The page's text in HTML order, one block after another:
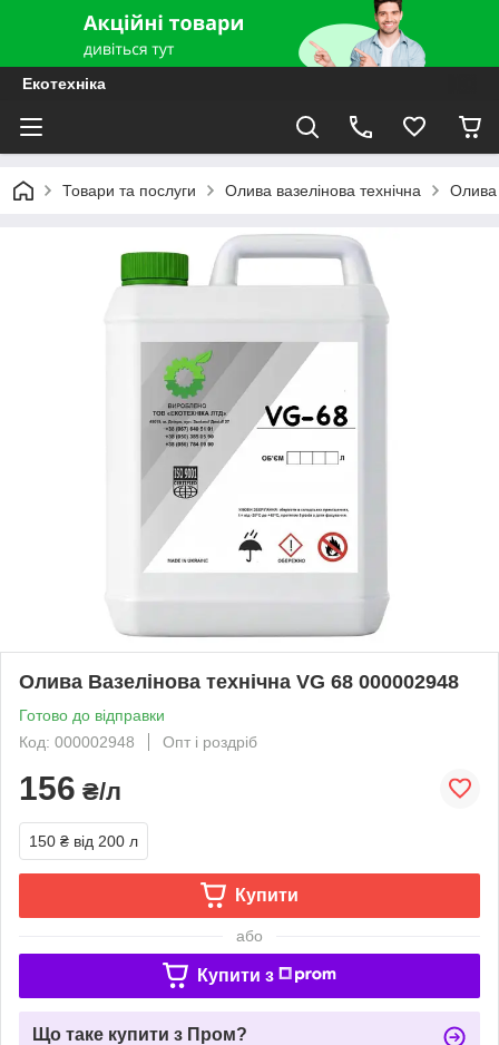
Екотехніка
Товари та послуги Олива вазелінова технічна Олива
Олива Вазелінова технічна VG 68 000002948
Готово до відправки
Код: 000002948
Опт і роздріб
156 ₴/л
150 ₴ від 200 л
Купити
або
Купити з
Що таке купити з Пром?